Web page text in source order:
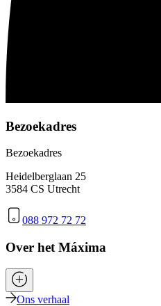
Bezoekadres
Bezoekadres
Heidelberglaan 25
3584 CS Utrecht
088 972 72 72
Over het Máxima
Ons verhaal